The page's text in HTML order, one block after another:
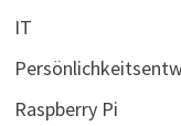
IT
Raspberry Pi